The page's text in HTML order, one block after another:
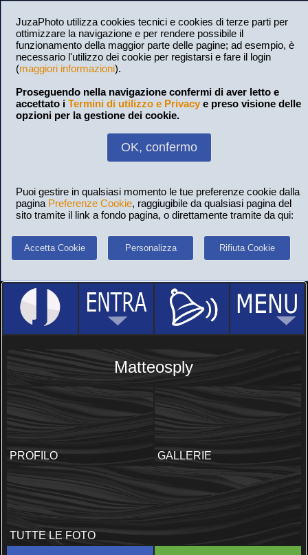
JuzaPhoto utilizza cookies tecnici e cookies di terze parti per
ottimizzare la navigazione e per rendere possibile il
funzionamento della maggior parte delle pagine; ad esempio, è
necessario l'utilizzo dei cookie per registarsi e fare il login
(maggiori informazioni).
Proseguendo nella navigazione confermi di aver letto e
accettato i Termini di utilizzo e Privacy e preso visione delle
opzioni per la gestione dei cookie.
OK, confermo
Puoi gestire in qualsiasi momento le tue preferenze cookie dalla
pagina Preferenze Cookie, raggiugibile da qualsiasi pagina del
sito tramite il link a fondo pagina, o direttamente tramite da qui:
Accetta Cookie Personalizza Rifiuta Cookie
Matteosply
PROFILO GALLERIE
TUTTE LE FOTO